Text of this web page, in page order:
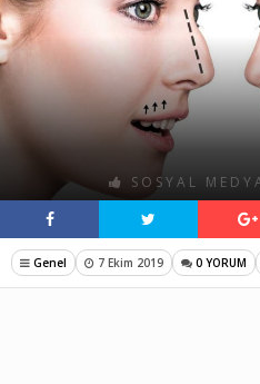
SOSYAL
Genel 7 Ekim 2019 0 YORUM